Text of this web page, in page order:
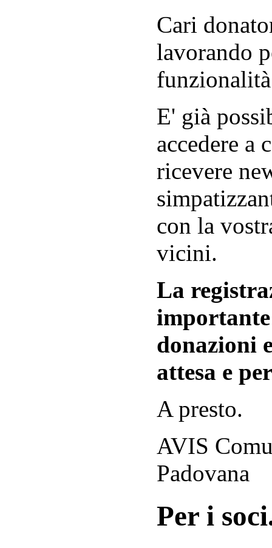
Cari
lavorando
E' già
accedere a
ricevere
con la
vicini.
La
donazioni
attesa e
A presto.
AVIS
Padovana
Per i